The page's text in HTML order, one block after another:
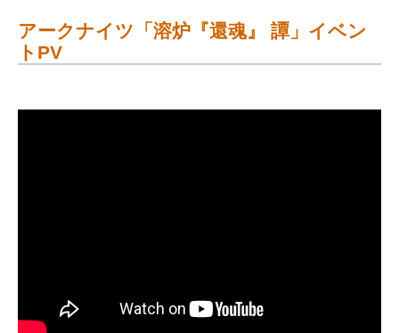
アークナイツ「溶炉『還魂』 譚」イベン
トPV